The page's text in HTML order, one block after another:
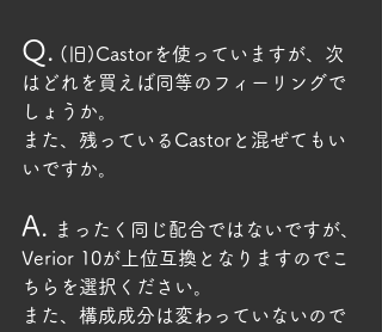
Q.
(旧)Castorを使っていますが、次
はどれを買えば同等のフィーリングで
しょうか。
また、残っているCastorと混ぜてもい
いですか。
A.
まったく同じ配合ではないですが、
Verior 10が上位互換となりますのでこ
ちらを選択ください。
また、構成成分は変わっていないので